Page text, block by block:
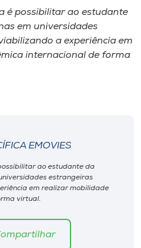
é possibilitar ao estudante
em universidades
a experiência em
internacional de forma
EMOVIES
ao estudante da
estrangeiras
em realizar mobilidade
virtual.